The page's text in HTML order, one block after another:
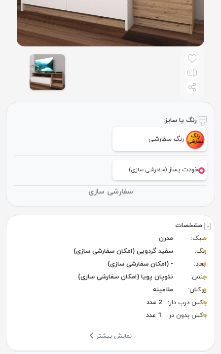
مشخصات
سبک:
مدرن
رنگ:
سفید گردویی (امکان سفارشی سازی)
ابعاد:
- (امکان سفارشی سازی)
جنس:
نئوپان پویا (امکان سفارشی سازی)
روکش:
ملامینه
باکس درب دار:
2 عدد
باکس بدون در:
1 عدد
نمایش بیشتر
رنگ یا سایز:
رنگ سفارشی
خودت بساز(سفارشی سازی)
سفارشی سازی